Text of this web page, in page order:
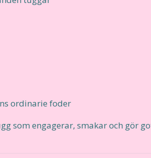
ordinarie foder
som engagerar, smakar och gör